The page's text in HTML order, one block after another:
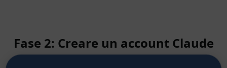
Fase 2: Creare un account Claude